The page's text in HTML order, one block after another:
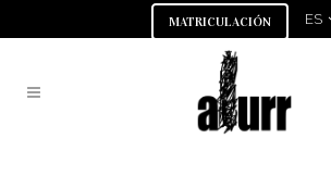
MATRICULACIÓN ES